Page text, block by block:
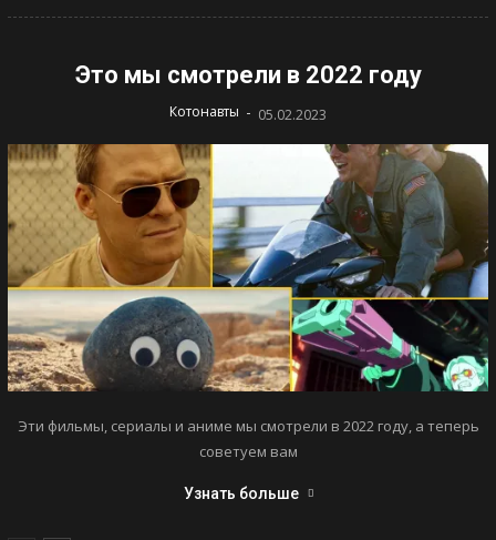
Это мы смотрели в 2022 году
Котонавты - 05.02.2023
Эти фильмы, сериалы и аниме мы смотрели в 2022 году, а теперь
советуем вам
Узнать больше